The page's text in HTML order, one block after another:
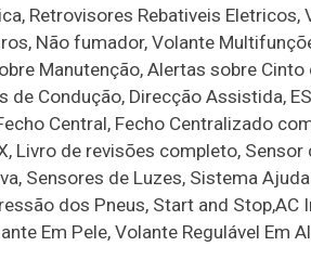
Retrovisores Rebativeis
Não fumador, Volante
Manutenção, Alertas sobre
de Condução, Direcção Assistida,
Central, Fecho Centralizado
Livro de revisões completo,
Sensores de Luzes, Sistema
dos Pneus, Start and
Em Pele, Volante Regulável Em